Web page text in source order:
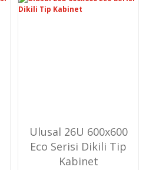
Ulusal 26U 600x600
Eco Serisi Dikili Tip
Kabinet